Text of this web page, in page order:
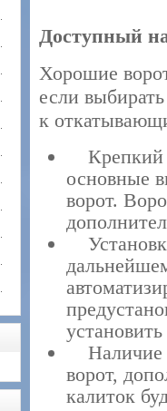
Доступный
Хорошие
если
к
Крепкий
основные
ворот.
Наличие
ворот,
калиток